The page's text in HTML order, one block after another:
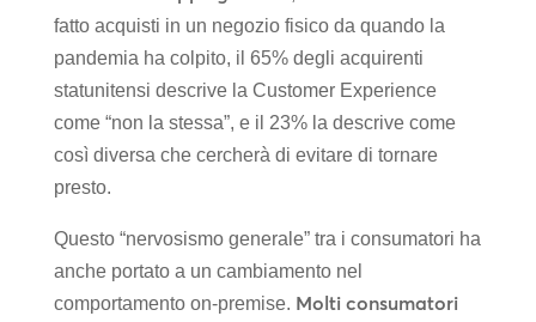
fatto acquisti in un negozio fisico da quando la
pandemia ha colpito, il 65% degli acquirenti
statunitensi descrive la Customer Experience
come “non la stessa”, e il 23% la descrive come
così diversa che cercherà di evitare di tornare
presto.
Questo “nervosismo generale” tra i consumatori ha
anche portato a un cambiamento nel
comportamento on-premise. Molti consumatori